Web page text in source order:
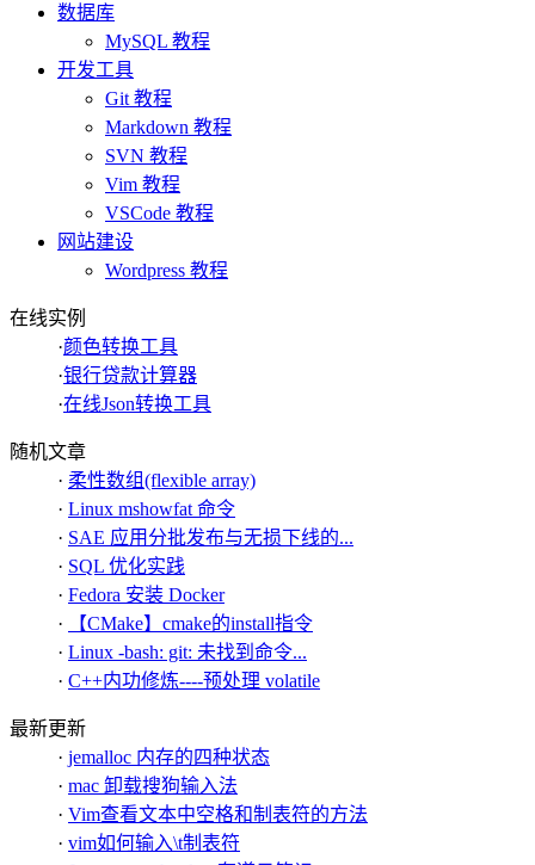
数据库
MySQL 教程
开发工具
Git 教程
Markdown 教程
SVN 教程
Vim 教程
VSCode 教程
网站建设
Wordpress 教程
在线实例
·颜色转换工具
·银行贷款计算器
·在线Json转换工具
随机文章
· 柔性数组(flexible array)
· Linux mshowfat 命令
· SAE 应用分批发布与无损下线的...
· SQL 优化实践
· Fedora 安装 Docker
·
【CMake】cmake的install指令
· Linux -bash: git: 未找到命令...
· C++内功修炼----预处理 volatile
最新更新
· jemalloc 内存的四种状态
· mac 卸载搜狗输入法
· Vim查看文本中空格和制表符的方法
· vim如何输入\t制表符